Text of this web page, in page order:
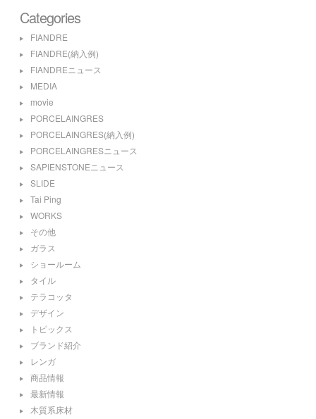
Categories
FIANDRE
FIANDRE(納入例)
FIANDREニュース
MEDIA
movie
PORCELAINGRES
PORCELAINGRES(納入例)
PORCELAINGRESニュース
SAPIENSTONEニュース
SLIDE
Tai Ping
WORKS
その他
ガラス
ショールーム
タイル
テラコッタ
デザイン
トピックス
ブランド紹介
レンガ
商品情報
最新情報
木質系床材